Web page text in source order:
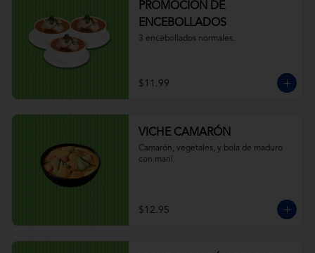
PROMOCION DE
ENCEBOLLADOS
3 encebollados normales.
$11.99
VICHE CAMARÓN
Camarón, vegetales, y bola de maduro
con maní.
$12.95